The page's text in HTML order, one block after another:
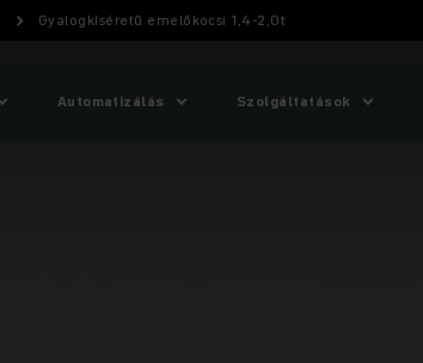
Gyalogkíséretű ­emelőkocsi 1,4-2,0t
Automatizálás Szolgáltatások